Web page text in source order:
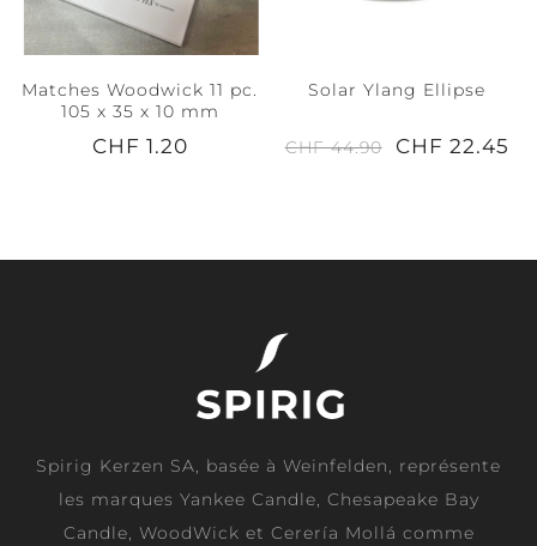
Matches Woodwick 11 pc.
105 x 35 x 10 mm
CHF 1.20
Solar Ylang Ellipse
CHF 44.90 CHF 22.45
Spirig Kerzen SA, basée à Weinfelden, représente
les marques Yankee Candle, Chesapeake Bay
Candle, WoodWick et Cerería Mollá comme